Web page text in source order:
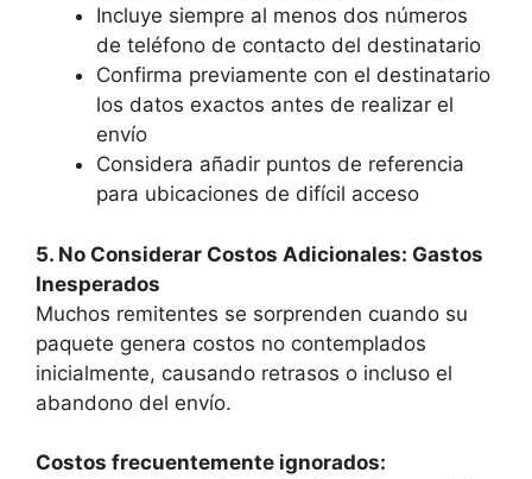
Incluye siempre al menos dos números
de teléfono de contacto del destinatario
Confirma previamente con el destinatario
los datos exactos antes de realizar el
envío
Considera añadir puntos de referencia
para ubicaciones de difícil acceso
5. No Considerar Costos Adicionales: Gastos
Inesperados
Muchos remitentes se sorprenden cuando su
paquete genera costos no contemplados
inicialmente, causando retrasos o incluso el
abandono del envío.
Costos frecuentemente ignorados: